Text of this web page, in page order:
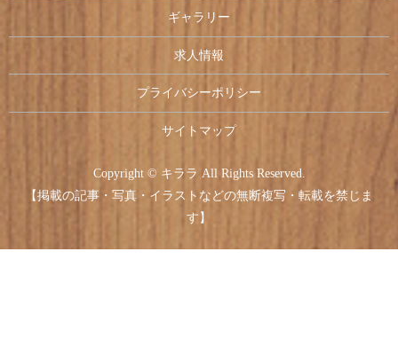
ギャラリー
求人情報
プライバシーポリシー
サイトマップ
Copyright © キララ All Rights Reserved.
【掲載の記事・写真・イラストなどの無断複写・転載を禁じま
す】